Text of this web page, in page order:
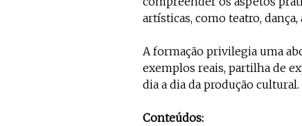
artísticas, como teatro,
A formação privilegia uma
exemplos reais, partilha de
dia a dia da produção cultural.
Conteúdos: